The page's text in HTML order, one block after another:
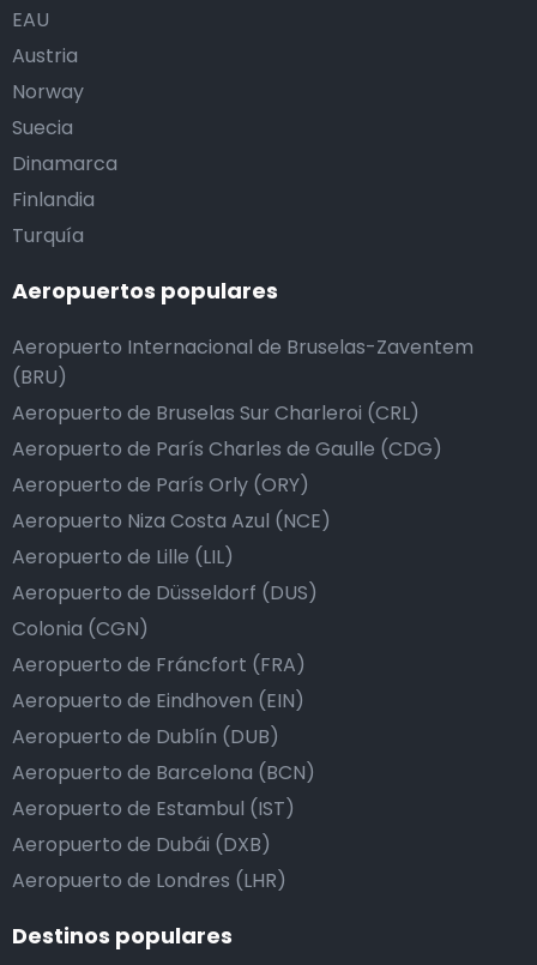
EAU
Austria
Norway
Suecia
Dinamarca
Finlandia
Turquía
Aeropuertos populares
Aeropuerto Internacional de Bruselas-Zaventem
(BRU)
Aeropuerto de Bruselas Sur Charleroi (CRL)
Aeropuerto de París Charles de Gaulle (CDG)
Aeropuerto de París Orly (ORY)
Aeropuerto Niza Costa Azul (NCE)
Aeropuerto de Lille (LIL)
Aeropuerto de Düsseldorf (DUS)
Colonia (CGN)
Aeropuerto de Fráncfort (FRA)
Aeropuerto de Eindhoven (EIN)
Aeropuerto de Dublín (DUB)
Aeropuerto de Barcelona (BCN)
Aeropuerto de Estambul (IST)
Aeropuerto de Dubái (DXB)
Aeropuerto de Londres (LHR)
Destinos populares